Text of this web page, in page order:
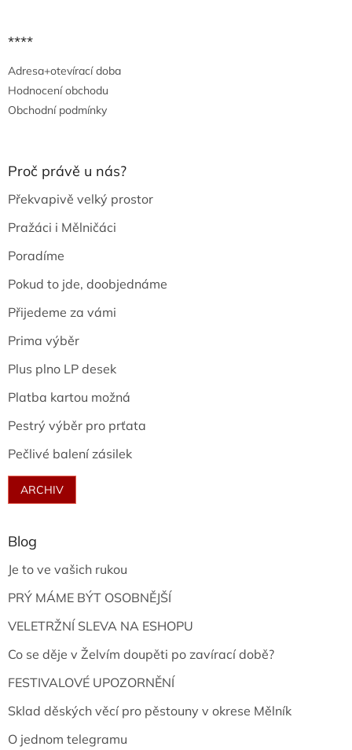
****
Adresa+otevírací doba
Hodnocení obchodu
Obchodní podmínky
Proč právě u nás?
Překvapivě velký prostor
Pražáci i Mělničáci
Poradíme
Pokud to jde, doobjednáme
Přijedeme za vámi
Prima výběr
Plus plno LP desek
Platba kartou možná
Pestrý výběr pro prťata
Pečlivé balení zásilek
ARCHIV
Blog
Je to ve vašich rukou
PRÝ MÁME BÝT OSOBNĚJŠÍ
VELETRŽNÍ SLEVA NA ESHOPU
Co se děje v Želvím doupěti po zavírací době?
FESTIVALOVÉ UPOZORNĚNÍ
Sklad děských věcí pro pěstouny v okrese Mělník
O jednom telegramu